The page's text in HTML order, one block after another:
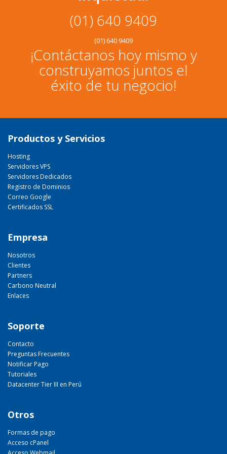
(01) 640 9409
(01) 640 9409
¡Contáctanos hoy mismo y
construyamos juntos el
éxito de tu negocio!
Productos y Servicios
Hosting
Servidores VPS
Servidores Dedicados
Registro de Dominios
Correo Google
Certificados SSL
Empresa
Nosotros
Clientes
Partners
Carbono Neutral
Enlaces
Soporte
Contacto
Preguntas Frecuentes
Notificar Pago
Tutoriales
Datacenter Tier III en Perú
Otros
Formas de pago
Acceso cPanel